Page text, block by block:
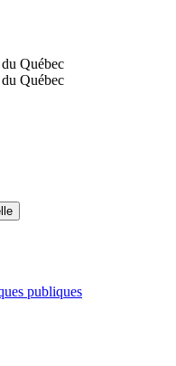
publiques